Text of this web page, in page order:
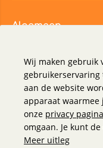
Algemeen
Wij maken gebruik
gebruikerservaring
aan de website
apparaat waarmee
onze privacy pagina
omgaan. Je kunt
Meer uitleg